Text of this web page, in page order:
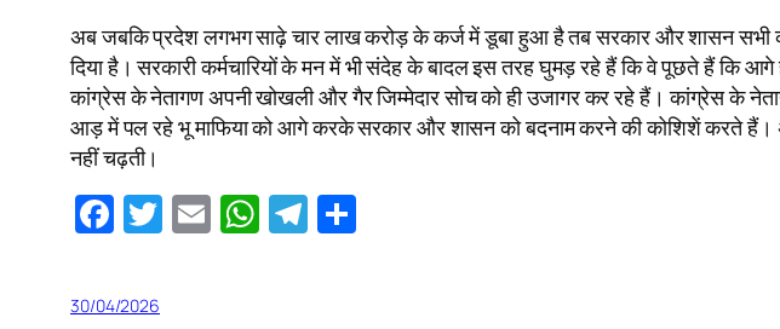
अब जबकि प्रदेश लगभग साढ़े चार लाख करोड़ के कर्ज में डूबा हुआ है तब सरकार और शासन सभी
दिया है। सरकारी कर्मचारियों के मन में भी संदेह के बादल इस तरह घुमड़ रहे हैं कि वे पूछते हैं कि
कांग्रेस के नेतागण अपनी खोखली और गैर जिम्मेदार सोच को ही उजागर कर रहे हैं। कांग्रेस के
आड़ में पल रहे भू माफिया को आगे करके सरकार और शासन को बदनाम करने की कोशिशें करते हैं।
नहीं चढ़ती।
Facebook
Twitter
EmailWhatsApp
Telegram
30/04/2026